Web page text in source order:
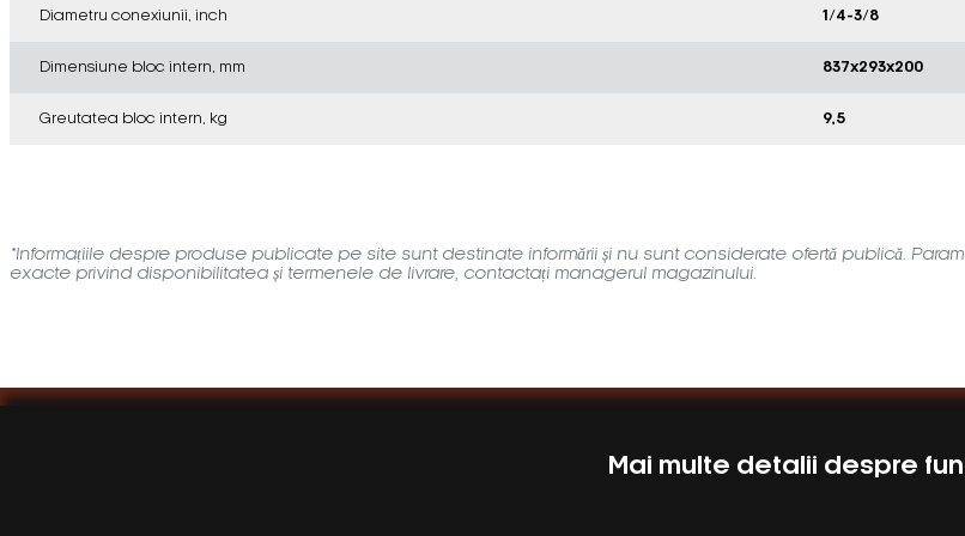
Diametru conexiunii, inch 1/4-3/8
Dimensiune bloc intern, mm 837x293x200
Greutatea bloc intern, kg 9,5
*Informațiile despre produse publicate pe site sunt destinate informării și nu sunt considerate ofertă publică.
exacte privind disponibilitatea și termenele de livrare, contactați managerul magazinului.
Mai multe detalii despre